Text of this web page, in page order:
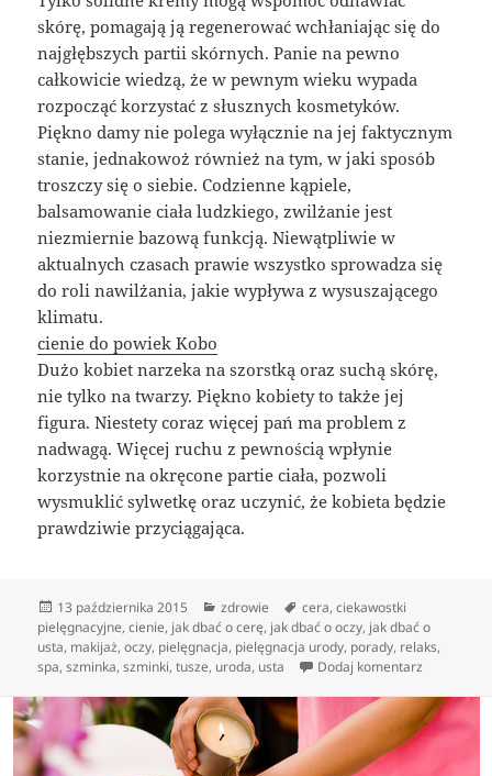
skórę, pomagają ją regenerować wchłaniając się do
najgłębszych partii skórnych. Panie na pewno
całkowicie wiedzą, że w pewnym wieku wypada
rozpocząć korzystać z słusznych kosmetyków.
Piękno damy nie polega wyłącznie na jej faktycznym
stanie, jednakowoż również na tym, w jaki sposób
troszczy się o siebie. Codzienne kąpiele,
balsamowanie ciała ludzkiego, zwilżanie jest
niezmiernie bazową funkcją. Niewątpliwie w
aktualnych czasach prawie wszystko sprowadza się
do roli nawilżania, jakie wypływa z wysuszającego
klimatu.
cienie do powiek Kobo
Dużo kobiet narzeka na szorstką oraz suchą skórę,
nie tylko na twarzy. Piękno kobiety to także jej
figura. Niestety coraz więcej pań ma problem z
nadwagą. Więcej ruchu z pewnością wpłynie
korzystnie na okręcone partie ciała, pozwoli
wysmuklić sylwetkę oraz uczynić, że kobieta będzie
prawdziwie przyciągająca.
Data
publikacji
13 października 2015 Kategorie
zdrowie Tagi
cera,ciekawostki
pielęgnacyjne,cienie, jak dbać o cerę, jak dbać o oczy, jak dbać o
usta, makijaż,oczy, pielęgnacja, pielęgnacja urody, porady, relaks,
spa,szminka,szminki,tusze, uroda, usta Dodaj komentarz